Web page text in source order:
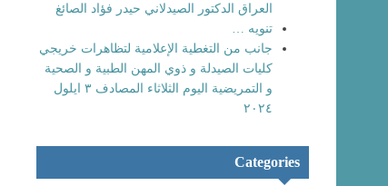
العراق الدكتور الصيدلاني حيدر فؤاد الصائغ
تنويه …
جانب من التغطية الإعلامية لتظاهرات خريجي
كليات الصيدلة و ذوي المهن الطبية و الصحية
و التمريضية اليوم الثلاثاء المصادف ٣ ايلول
٢٠٢٤
Categories